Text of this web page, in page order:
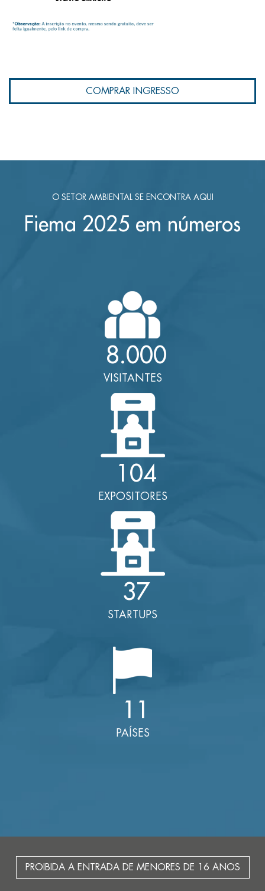
COMPRAR INGRESSO
O SETOR AMBIENTAL SE ENCONTRA AQUI
Fiema 2025 em números
8.000
VISITANTES
104
EXPOSITORES
37
STARTUPS
11
PAÍSES
PROIBIDA A ENTRADA DE MENORES DE 16 ANOS